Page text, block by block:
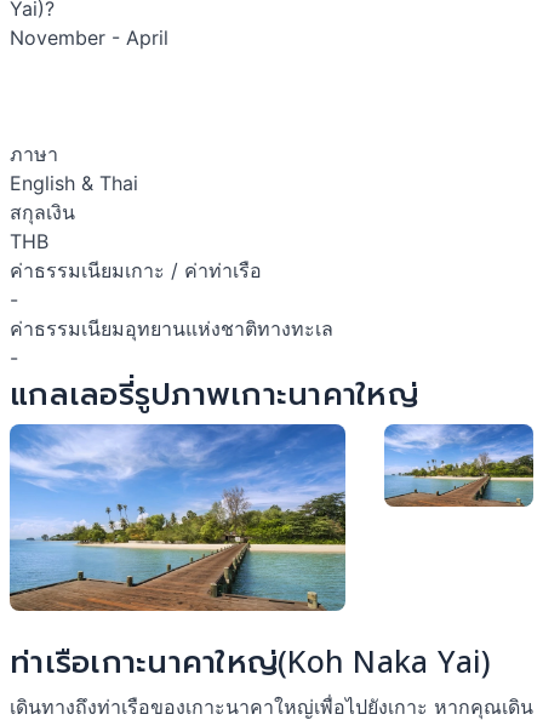
Yai)?
November - April
ภาษา
English & Thai
สกุลเงิน
THB
ค่าธรรมเนียมเกาะ / ค่าท่าเรือ
-
ค่าธรรมเนียมอุทยานแห่งชาติทางทะเล
-
แกลเลอรี่รูปภาพเกาะนาคาใหญ่
ท่าเรือเกาะนาคาใหญ่(Koh Naka Yai)
เดินทางถึงท่าเรือของเกาะนาคาใหญ่เพื่อไปยังเกาะ หากคุณเดิน